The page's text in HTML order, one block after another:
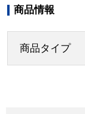
商品情報
商品タイプ